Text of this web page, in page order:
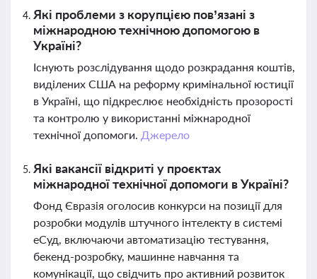
Які проблеми з корупцією пов’язані з
міжнародною технічною допомогою в
Україні?
Існують розслідування щодо розкрадання коштів,
виділених США на реформу кримінальної юстиції
в Україні, що підкреслює необхідність прозорості
та контролю у використанні міжнародної
технічної допомоги. Джерело
Які вакансії відкриті у проєктах
міжнародної технічної допомоги в Україні?
Фонд Євразія оголосив конкурси на позиції для
розробки модулів штучного інтелекту в системі
еСуд, включаючи автоматизацію тестування,
бекенд-розробку, машинне навчання та
комунікації, що свідчить про активний розвиток